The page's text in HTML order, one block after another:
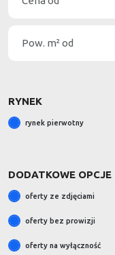
RYNEK
rynek pierwotny
DODATKOWE OPCJE
oferty ze zdjęciami
oferty bez prowizji
oferty na wyłączność